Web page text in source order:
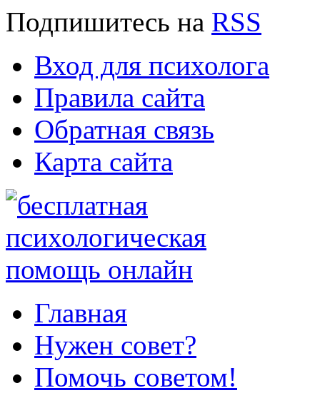
Подпишитесь на RSS
Вход для психолога
Правила сайта
Обратная связь
Карта сайта
Главная
Нужен совет?
Помочь советом!